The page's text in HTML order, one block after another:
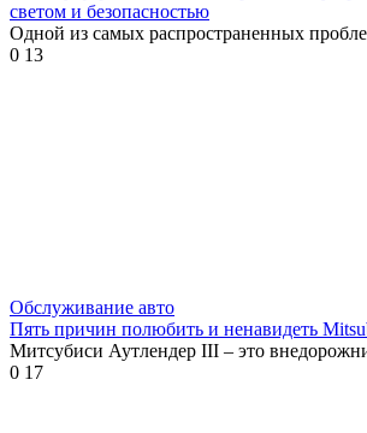
светом и безопасностью
Одной из самых распространенных
0 13
Обслуживание авто
Пять причин полюбить и ненавидеть
Митсубиси Аутлендер III – это
0 17